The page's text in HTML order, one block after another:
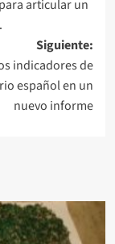
articular un
Siguiente:
indicadores de
español en un
nuevo informe